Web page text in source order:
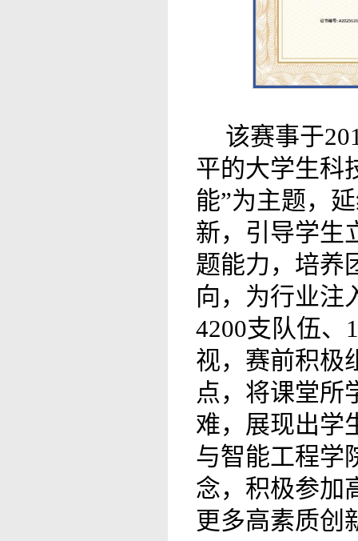
该赛事于
平的大学生科
能”为主题，
新，引导学生
题能力，培养
向，为行业注
4200支队伍、
视，赛前积极
点，将课堂所
难，展现出学
与智能工程学
念，积极参加
更多高素质创